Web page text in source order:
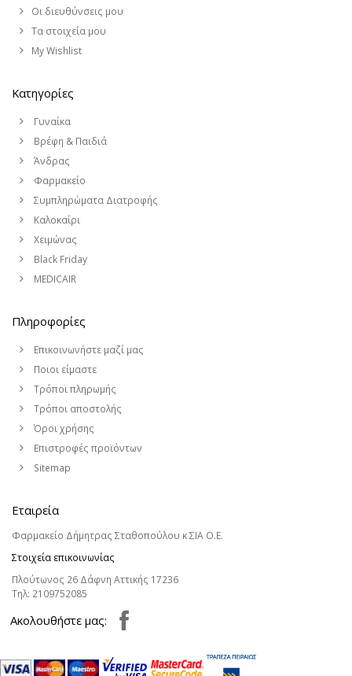
Οι διευθύνσεις μου
Τα στοιχεία μου
My Wishlist
Κατηγορίες
Γυναίκα
Βρέφη & Παιδιά
Άνδρας
Φαρμακείο
Συμπληρώματα Διατροφής
Καλοκαίρι
Χειμώνας
Black Friday
MEDICAIR
Πληροφορίες
Επικοινωνήστε μαζί μας
Ποιοι είμαστε
Τρόποι πληρωμής
Τρόποι αποστολής
Όροι χρήσης
Επιστροφές προϊόντων
Sitemap
Εταιρεία
Φαρμακείο Δήμητρας Σταθοπούλου κ ΣΙΑ Ο.Ε.
Στοιχεία επικοινωνίας
Πλούτωνος 26 Δάφνη Αττικής 17236
Τηλ: 2109752085
Aκολουθήστε μας: